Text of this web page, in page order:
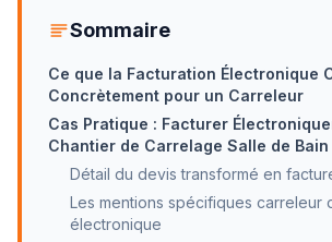
Sommaire
Ce que la Facturation Électronique
Concrètement pour un Carreleur
Cas Pratique : Facturer
Chantier de Carrelage Salle de Bain
Détail du devis transformé en
Les mentions spécifiques carreleur
électronique